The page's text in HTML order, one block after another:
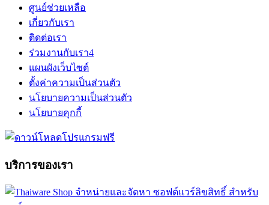
ศูนย์ช่วยเหลือ
เกี่ยวกับเรา
ติดต่อเรา
ร่วมงานกับเรา4
แผนผังเว็บไซต์
ตั้งค่าความเป็นส่วนตัว
นโยบายความเป็นส่วนตัว
นโยบายคุกกี้
บริการของเรา